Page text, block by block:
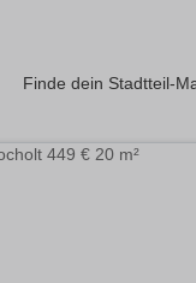
Finde dein Stadtteil-